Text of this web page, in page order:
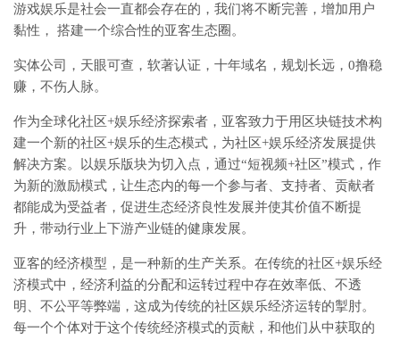
游戏娱乐是社会一直都会存在的，我们将不断完善，增加用户
黏性， 搭建一个综合性的亚客生态圈。
实体公司，天眼可查，软著认证，十年域名，规划长远，0撸稳
赚，不伤人脉。
作为全球化社区+娱乐经济探索者，亚客致力于用区块链技术构
建一个新的社区+娱乐的生态模式，为社区+娱乐经济发展提供
解决方案。以娱乐版块为切入点，通过“短视频+社区”模式，作
为新的激励模式，让生态内的每一个参与者、支持者、贡献者
都能成为受益者，促进生态经济良性发展并使其价值不断提
升，带动行业上下游产业链的健康发展。
亚客的经济模型，是一种新的生产关系。在传统的社区+娱乐经
济模式中，经济利益的分配和运转过程中存在效率低、不透
明、不公平等弊端，这成为传统的社区娱乐经济运转的掣肘。
每一个个体对于这个传统经济模式的贡献，和他们从中获取的